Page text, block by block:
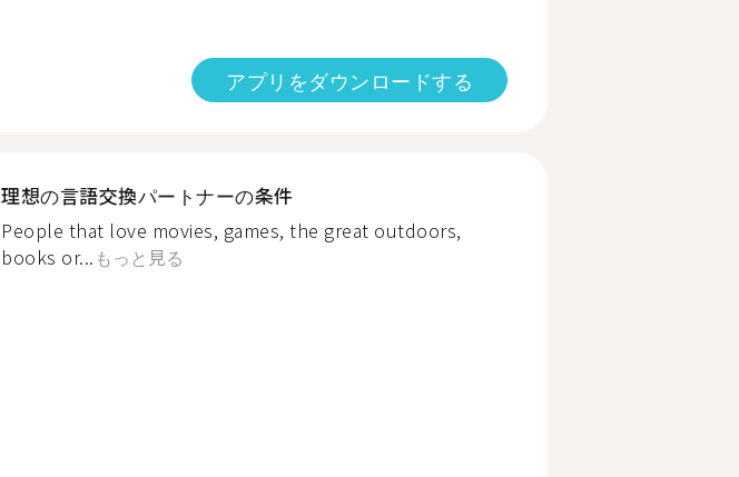
アプリをダウンロードする
理想の言語交換パートナーの条件
People that love movies, games, the great outdoors,
books or... もっと見る